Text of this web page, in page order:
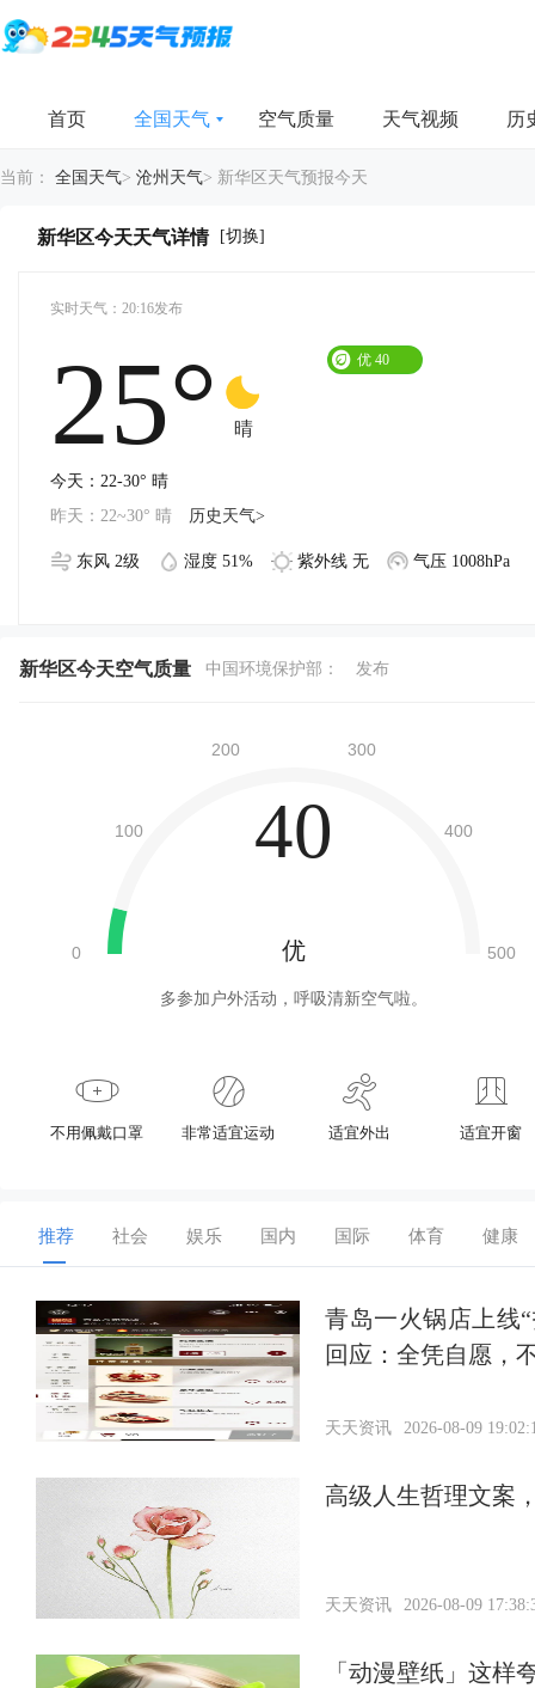
首页 全国天气 空气质量 天气视频 历
当前： 全国天气> 沧州天气> 新华区天气预报今天
新华区今天天气详情 [切换]
实时天气：20:16发布
25° 晴
优 40
今天：22-30° 晴
昨天：22~30° 晴
历史天气>
东风 2级 湿度 51% 紫外线 无 气压 1008hPa
新华区今天空气质量 中国环境保护部： 发布
40
优
多参加户外活动，呼吸清新空气啦。
不用佩戴口罩 非常适宜运动 适宜外出 适宜开窗
推荐 社会 娱乐 国内 国际 体育 健康
青岛一火锅店上线
回应：全凭自愿，
天天资讯 2026-08-09
高级人生哲理文案
天天资讯 2026-08-09
「动漫壁纸」这样